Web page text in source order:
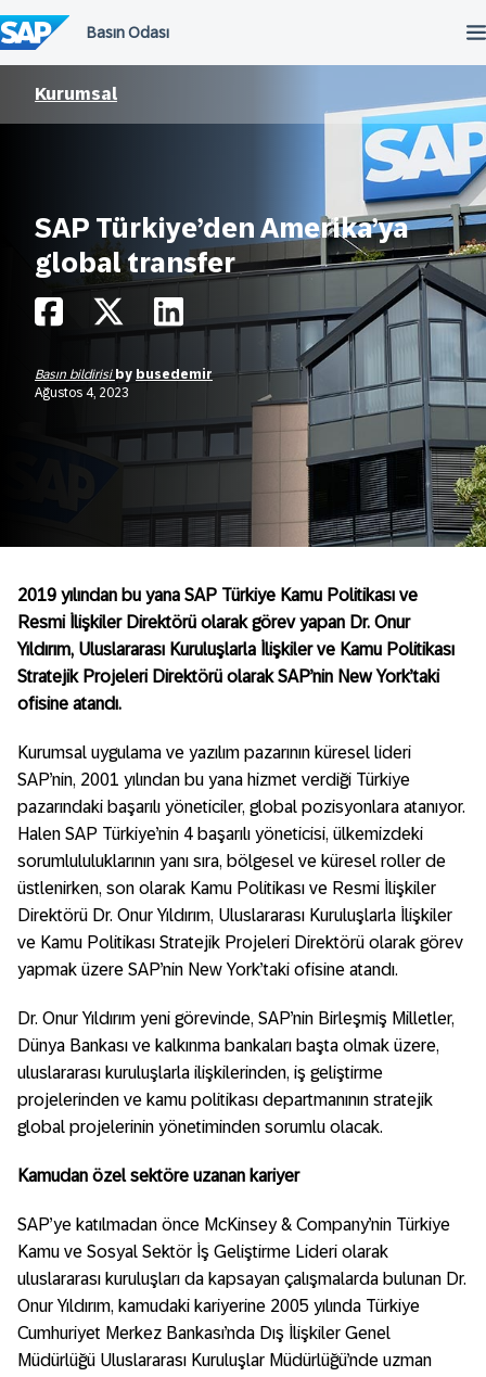
atla
Kurumsal
SAP Türkiye’den Amerika’ya
global transfer
Basın bildirisi by busedemir
Ağustos 4, 2023
2019 yılından bu yana SAP Türkiye Kamu Politikası ve
Resmi İlişkiler Direktörü olarak görev yapan Dr. Onur
Yıldırım, Uluslararası Kuruluşlarla İlişkiler ve Kamu Politikası
Stratejik Projeleri Direktörü olarak SAP’nin New York’taki
ofisine atandı.
Kurumsal uygulama ve yazılım pazarının küresel lideri
SAP’nin, 2001 yılından bu yana hizmet verdiği Türkiye
pazarındaki başarılı yöneticiler, global pozisyonlara atanıyor.
Halen SAP Türkiye’nin 4 başarılı yöneticisi, ülkemizdeki
sorumlululuklarının yanı sıra, bölgesel ve küresel roller de
üstlenirken, son olarak Kamu Politikası ve Resmi İlişkiler
Direktörü Dr. Onur Yıldırım, Uluslararası Kuruluşlarla İlişkiler
ve Kamu Politikası Stratejik Projeleri Direktörü olarak görev
yapmak üzere SAP’nin New York’taki ofisine atandı.
Dr. Onur Yıldırım yeni görevinde, SAP’nin Birleşmiş Milletler,
Dünya Bankası ve kalkınma bankaları başta olmak üzere,
uluslararası kuruluşlarla ilişkilerinden, iş geliştirme
projelerinden ve kamu politikası departmanının stratejik
global projelerinin yönetiminden sorumlu olacak.
Kamudan özel sektöre uzanan kariyer
SAP’ye katılmadan önce McKinsey & Company’nin Türkiye
Kamu ve Sosyal Sektör İş Geliştirme Lideri olarak
uluslararası kuruluşları da kapsayan çalışmalarda bulunan Dr.
Onur Yıldırım, kamudaki kariyerine 2005 yılında Türkiye
Cumhuriyet Merkez Bankası’nda Dış İlişkiler Genel
Müdürlüğü Uluslararası Kuruluşlar Müdürlüğü’nde uzman